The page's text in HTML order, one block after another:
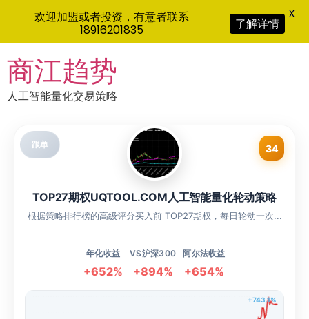
to
content
商江趋势
人工智能量化交易策略
跟单 34
TOP27期权UQTOOL.COM人工智能量化轮动策略
根据策略排行榜的高级评分买入前 TOP27期权，每日轮动一次...
年化收益
+652%
VS沪深300
+894%
阿尔法收益
+654%
+743.1%
欢迎加盟或者投资，有意者联系
18916201835
了解详情
X